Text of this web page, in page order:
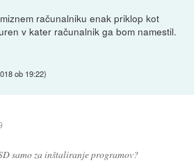
računalniku enak priklop kot
v kater računalnik ga bom namestil.
ob 19:22)
samo za inštaliranje programov?